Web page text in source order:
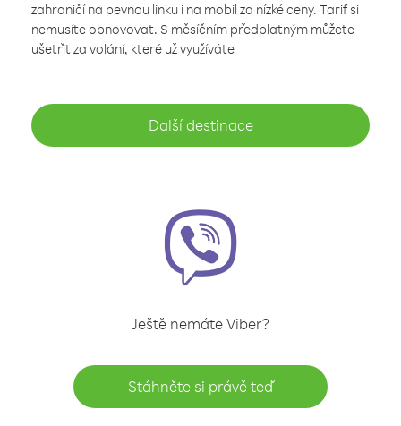
zahraničí na pevnou linku i na mobil za nízké ceny. Tarif si
nemusíte obnovovat. S měsíčním předplatným můžete
ušetřit za volání, které už využíváte
Další destinace
Ještě nemáte Viber?
Stáhněte si právě teď